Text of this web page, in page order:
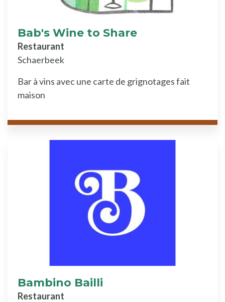
Bab's Wine to Share
Restaurant
Schaerbeek
Bar à vins avec une carte de grignotages fait
maison
Bambino Bailli
Restaurant